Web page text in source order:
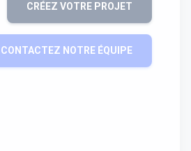
CRÉEZ VOTRE PROJET
CONTACTEZ NOTRE ÉQUIPE